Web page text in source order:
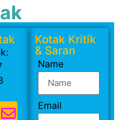
Kotak Kritik
& Saran
Name
Email